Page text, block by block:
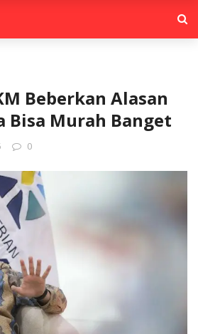
Beberkan Alasan
Bisa Murah Banget
0